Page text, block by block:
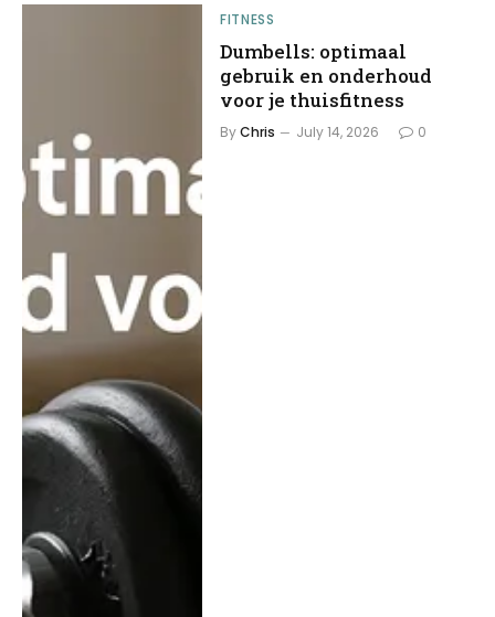
FITNESS
Dumbells: optimaal
gebruik en onderhoud
voor je thuisfitness
ByChris July 14, 2026 0